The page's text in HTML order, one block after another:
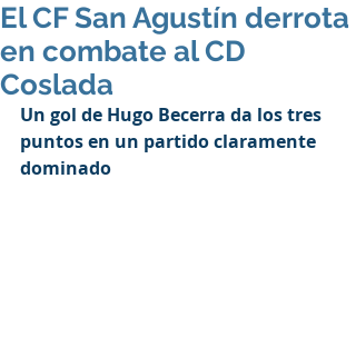
El CF San Agustín derrota
en combate al CD
Coslada
Un gol de Hugo Becerra da los tres
puntos en un partido claramente
dominado